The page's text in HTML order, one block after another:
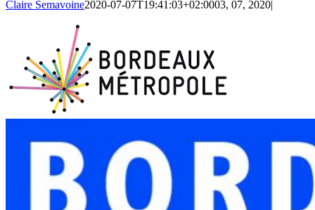
Claire Semavoine2020-07-07T19:41:03+02:0003, 07, 2020|